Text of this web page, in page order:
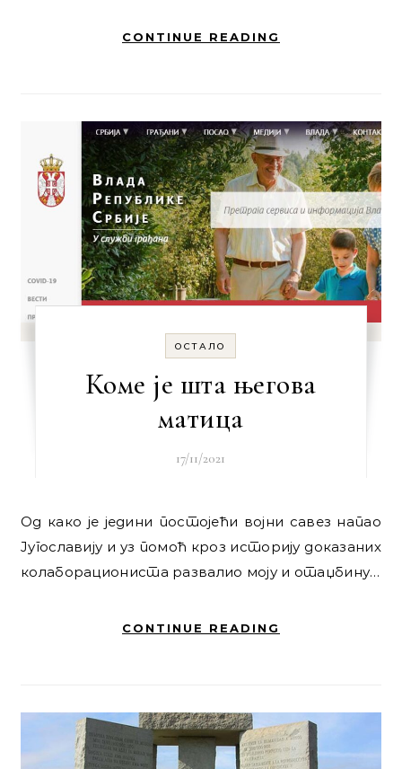
CONTINUE READING
ОСТАЛО
Коме је шта његова
матица
17/11/2021
Од како је једини постојећи војни савез напао
Југославију и уз помоћ кроз историју доказаних
колаборациониста развалио моју и отаџбину…
CONTINUE READING